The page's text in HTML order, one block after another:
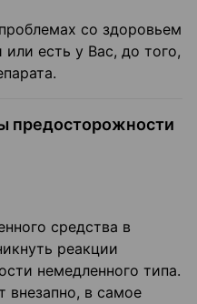
со здоровьем
есть у Вас, до того,
предосторожности
средства в
реакции
немедленного типа.
внезапно, в самое